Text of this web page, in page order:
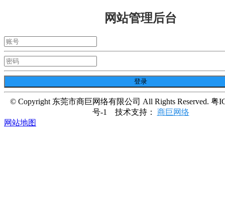
网站管理后台
© Copyright 东莞市商巨网络有限公司 All Rights Reserved. 粤
号-1 技术支持： 商巨网络
网站地图